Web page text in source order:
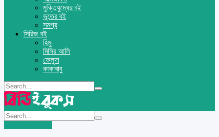
মুক্তিযুদ্ধের বই
ভূতের বই
সমগ্র
সিরিজ বই
হিমু
মিসির আলি
ফেলুদা
কাকাবাবু